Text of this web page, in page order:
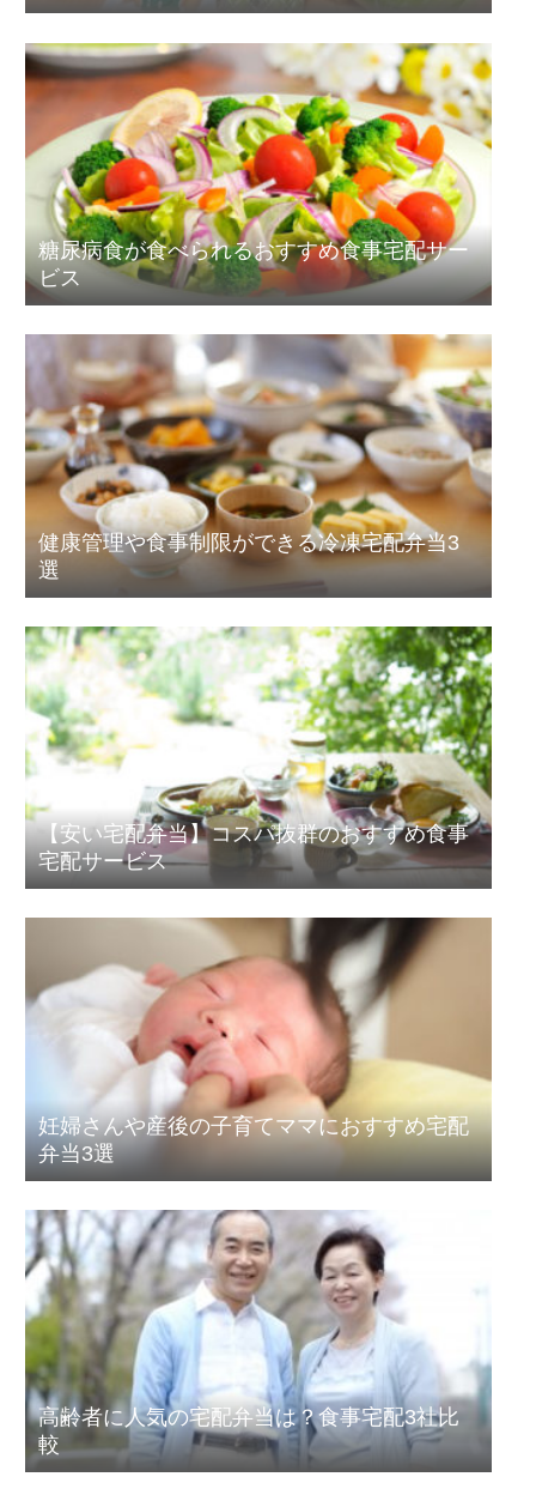
糖尿病食が食べられるおすすめ食事宅配サー
ビス
健康管理や食事制限ができる冷凍宅配弁当3
選
【安い宅配弁当】コスパ抜群のおすすめ食事
宅配サービス
妊婦さんや産後の子育てママにおすすめ宅配
弁当3選
高齢者に人気の宅配弁当は？食事宅配3社比
較